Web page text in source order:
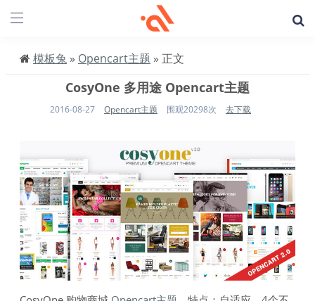
模板兔 » Opencart主题 » 正文
CosyOne 多用途 Opencart主题
2016-08-27 Opencart主题 围观20298次 去下载